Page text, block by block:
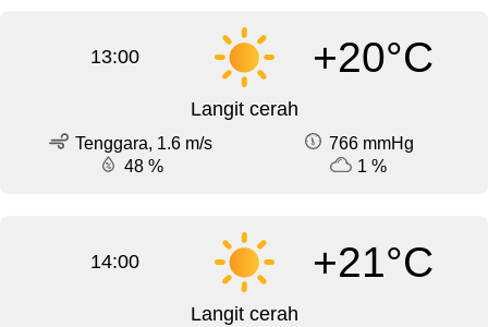
13:00 +20°C
Langit cerah
Tenggara, 1.6 m/s
766 mmHg
48 %
1 %
14:00 +21°C
Langit cerah